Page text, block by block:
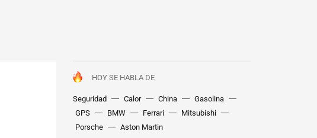
HOY SE HABLA DE
Seguridad Calor China
Gasolina
GPS
BMW Ferrari
Mitsubishi
Porsche
Aston Martin